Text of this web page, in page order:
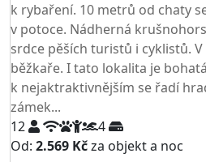
k rybaření. 10 metrů od chaty
v potoce. Nádherná
srdce pěších turistů i cyklistů.
běžkaře. I tato lokalita je
k nejaktraktivnějším se řadí
zámek...
12
4
Od: 2.569 Kčza objekt a noc